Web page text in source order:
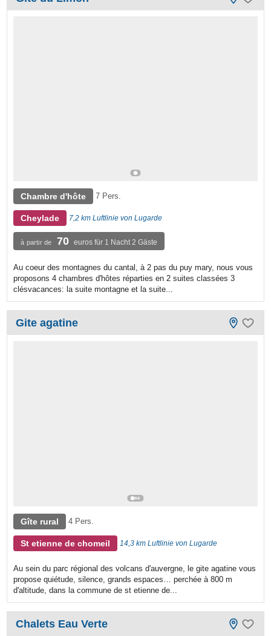
Chambre d'hôte 7 Pers.
Cheylade 7,2 km Luftlinie von Lugarde
à partir de 70 euros für 1 Nacht 2 Gäste
Au coeur des montagnes du cantal, à 2 pas du puy mary, nous vous
proposons 4 chambres d'hôtes réparties en 2 suites classées 3
clésvacances: la suite montagne et la suite...
Gite agatine
Gîte rural 4 Pers.
St etienne de chomeil 14,3 km Luftlinie von Lugarde
Au sein du parc régional des volcans d'auvergne, le gite agatine vous
propose quiétude, silence, grands espaces… perchée à 800 m
d'altitude, dans la commune de st etienne de...
Chalets Eau Verte